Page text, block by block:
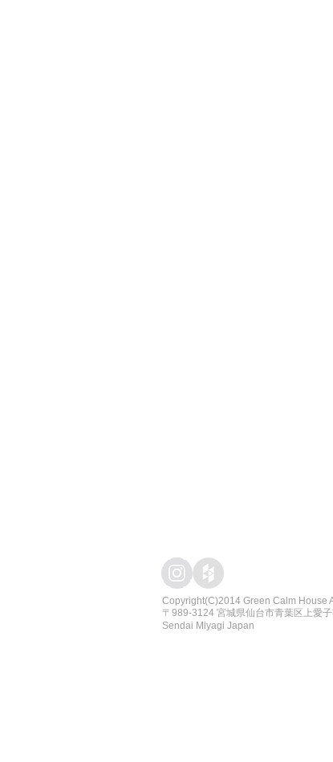
Copyright(C)2014 Green Calm House
〒989-3124 宮城県仙台市青葉区上愛
Sendai Miyagi Japan